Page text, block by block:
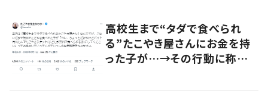
高校生まで“タダで食べられ
る”たこやき屋さんにお金を持
った子が…→その行動に称賛